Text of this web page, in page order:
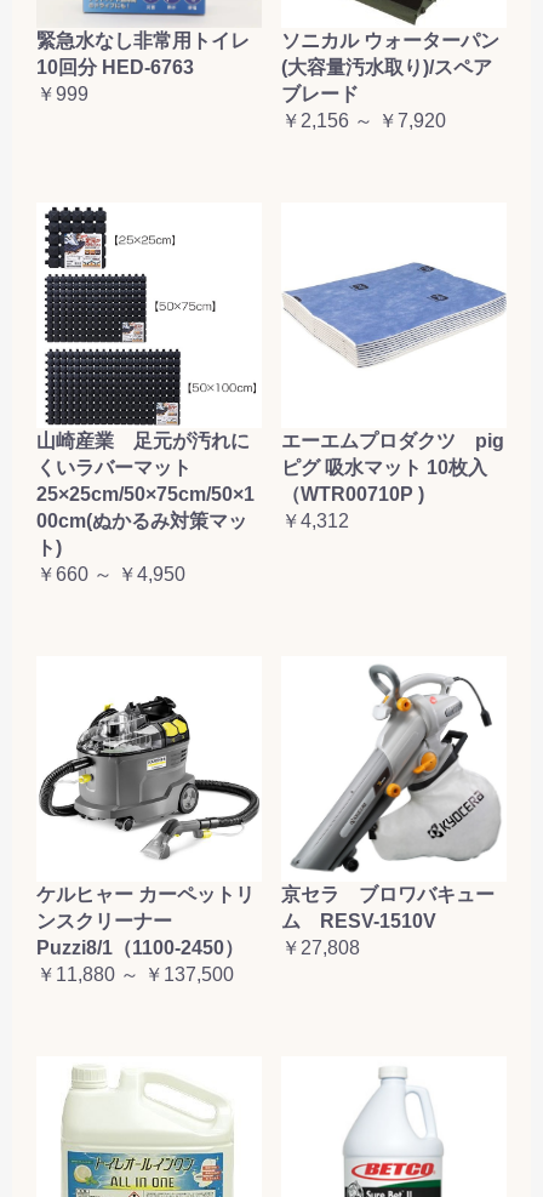
緊急水なし非常用トイレ
10回分 HED-6763
￥999
ソニカル ウォーターパン
(大容量汚水取り)/スペア
ブレード
￥2,156 ～ ￥7,920
山崎産業 足元が汚れに
くいラバーマット
25×25cm/50×75cm/50×1
00cm(ぬかるみ対策マッ
ト)
￥660 ～ ￥4,950
エーエムプロダクツ pig
ピグ 吸水マット 10枚入
（WTR00710P )
￥4,312
ケルヒャー カーペットリ
ンスクリーナー
Puzzi8/1（1100-2450）
￥11,880 ～ ￥137,500
京セラ ブロワバキュー
ム RESV-1510V
￥27,808